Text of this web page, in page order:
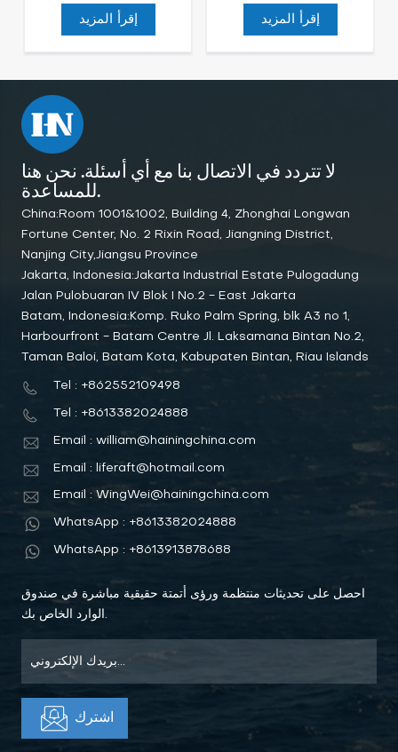
إقرأ المزيد إقرأ المزيد
لا تتردد في الاتصال بنا مع أي أسئلة. نحن هنا
للمساعدة.
China:Room 1001&1002, Building 4, Zhonghai Longwan
Fortune Center, No. 2 Rixin Road, Jiangning District,
Nanjing City,Jiangsu Province
Jakarta, Indonesia:Jakarta Industrial Estate Pulogadung
Jalan Pulobuaran IV Blok I No.2 - East Jakarta
Batam, Indonesia:Komp. Ruko Palm Spring, blk A3 no 1,
Harbourfront - Batam Centre Jl. Laksamana Bintan No.2,
Taman Baloi, Batam Kota, Kabupaten Bintan, Riau Islands
Tel : +862552109498
Tel : +8613382024888
Email : william@hainingchina.com
Email : liferaft@hotmail.com
Email : WingWei@hainingchina.com
WhatsApp : +8613382024888
WhatsApp : +8613913878688
احصل على تحديثات منتظمة ورؤى أتمتة حقيقية مباشرة في صندوق
الوارد الخاص بك.